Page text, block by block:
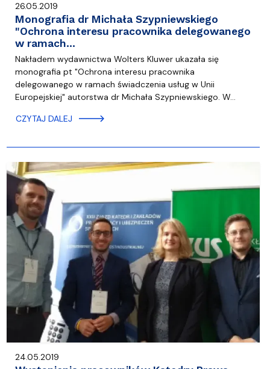
26.05.2019
Monografia dr Michała Szypniewskiego
"Ochrona interesu pracownika delegowanego
w ramach…
Nakładem wydawnictwa Wolters Kluwer ukazała się
monografia pt "Ochrona interesu pracownika
delegowanego w ramach świadczenia usług w Unii
Europejskiej" autorstwa dr Michała Szypniewskiego. W…
CZYTAJ DALEJ
24.05.2019